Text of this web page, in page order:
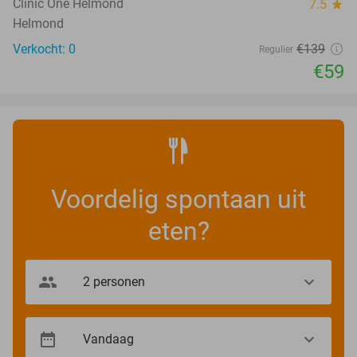
Clinic One Helmond 7.5 star
Helmond
Verkocht: 0
Regulier €139
€59
Voordelig spontaan uit
eten?